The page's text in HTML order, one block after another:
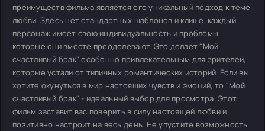
преимуществ фильма является его уникальный подход к теме
любви. Здесь нет стандартных шаблонов и клише, каждый
персонаж имеет свою индивидуальность и проблемы,
которые они вместе преодолевают. Это делает "Мой
счастливый брак" особенно привлекательным для зрителей,
которые устали от типичных романтических историй. Если вы
хотите окунуться в мир настоящих чувств и эмоций, то "Мой
счастливый брак" - идеальный выбор для просмотра. Этот
фильм заставит вас поверить в силу настоящей любви и
позитивно настроит на весь день. Не упустите возможность